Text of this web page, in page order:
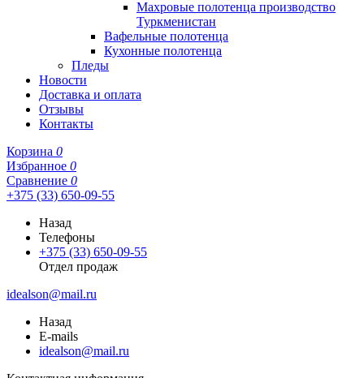
Махровые полотенца производство
Туркменистан
Вафельные полотенца
Кухонные полотенца
Пледы
Новости
Доставка и оплата
Отзывы
Контакты
Корзина 0
Избранное 0
Сравнение 0
+375 (33) 650-09-55
Назад
Телефоны
+375 (33) 650-09-55
Отдел продаж
idealson@mail.ru
Назад
E-mails
idealson@mail.ru